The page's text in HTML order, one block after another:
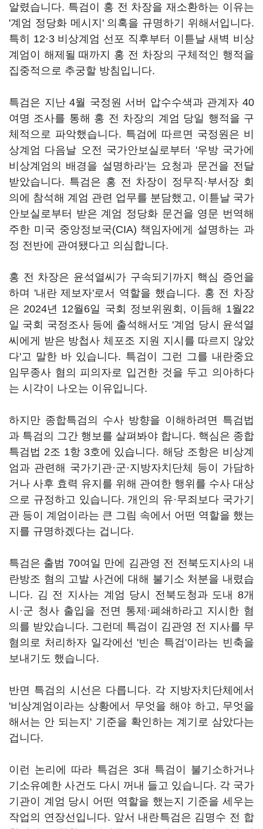
알렸습니다. 특검이 홍 전 차장을 재소환하는 이유는
'계엄 정당화 메시지' 의혹을 규명하기 위해서입니다.
특히 12·3 비상계엄 선포 직후부터 이튿날 새벽 비상
계엄이 해제될 때까지 홍 전 차장의 구체적인 행적을
집중적으로 추궁할 방침입니다.
특검은 지난 4월 국정원 서버 압수수색과 관계자 40
여명 조사를 통해 홍 전 차장의 계엄 당일 행적을 구
체적으로 파악했습니다. 특검에 따르면 국정원은 비
상계엄 다음날 오전 국가안보실로부터 '우방 국가에
비상계엄의 배경을 설명하라'는 요청과 문건을 전달
받았습니다. 특검은 홍 전 차장이 정무직·부서장 회
의에 참석해 계엄 관련 업무를 분담했고, 이튿날 국가
안보실로부터 받은 계엄 정당화 문건을 영문 번역해
주한 미국 중앙정보국(CIA) 책임자에게 설명하는 과
정 전반에 관여됐다고 의심합니다.
홍 전 차장은 윤석열씨가 구속되기까지 핵심 증언을
하며 '내란 제보자'로서 역할을 했습니다. 홍 전 차장
은 2024년 12월6일 국회 정보위원회, 이듬해 1월22
일 국회 국정조사 등에 출석해서도 '계엄 당시 윤석열
씨에게 받은 방첩사 체포조 지원 지시를 따르지 않았
다'고 말한 바 있습니다. 특검이 그런 그를 내란중요
임무종사 혐의 피의자로 입건한 것을 두고 의아하다
는 시각이 나오는 이유입니다.
하지만 종합특검의 수사 방향을 이해하려면 특검법
과 특검의 그간 행보를 살펴봐야 합니다. 핵심은 종합
특검법 2조 1항 3호에 있습니다. 해당 조항은 비상계
엄과 관련해 국가기관·군·지방자치단체 등이 가담하
거나 사후 효력 유지를 위해 관여한 행위를 수사 대상
으로 규정하고 있습니다. 개인의 유·무죄보다 국가기
관 등이 계엄이라는 큰 그림 속에서 어떤 역할을 했는
지를 규명하겠다는 겁니다.
특검은 출범 70여일 만에 김관영 전 전북도지사의 내
란방조 혐의 고발 사건에 대해 불기소 처분을 내렸습
니다. 김 전 지사는 계엄 당시 전북도청과 도내 8개
시·군 청사 출입을 전면 통제·폐쇄하라고 지시한 혐
의를 받았습니다. 그런데 특검이 김관영 전 지사를 무
혐의로 처리하자 일각에선 '빈손 특검'이라는 빈축을
보내기도 했습니다.
반면 특검의 시선은 다릅니다. 각 지방자치단체에서
'비상계엄이라는 상황에서 무엇을 해야 하고, 무엇을
해서는 안 되는지' 기준을 확인하는 계기로 삼았다는
겁니다.
이런 논리에 따라 특검은 3대 특검이 불기소하거나
기소유예한 사건도 다시 꺼내 들고 있습니다. 각 국가
기관이 계엄 당시 어떤 역할을 했는지 기준을 세우는
작업의 연장선입니다. 앞서 내란특검은 김명수 전 합